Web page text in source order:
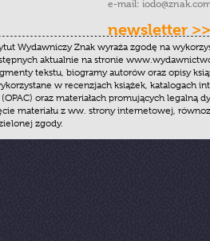
e-mail:
newsletter >>
Wydawniczy Znak wyraża zgodę na
aktualnie na stronie
tekstu, biogramy autorów oraz opisy
w recenzjach książek, katalogach
oraz materiałach promujących legalną
materiału z ww. strony internetowej,
zgody.